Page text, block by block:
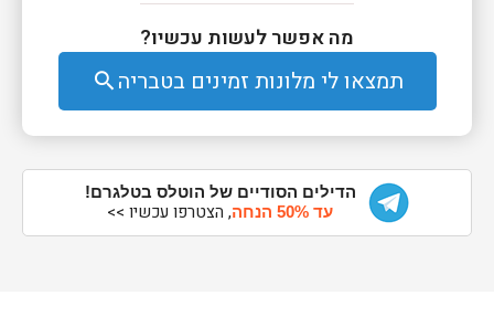
מה אפשר לעשות עכשיו?
תמצאו לי מלונות זמינים בטבריה search
הדילים הסודיים של הוטלס בטלגרם!
עד 50% הנחה
, הצטרפו עכשיו >>